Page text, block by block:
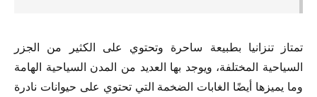
تمتاز تنزانيا بطبيعة ساحرة وتحتوي على الكثير من الجزر
السياحية المختلفة، ويوجد بها العديد من المدن السياحية الهامة
وما يميزها أيضًا الغابات الضخمة التي تحتوي على حيوانات نادرة